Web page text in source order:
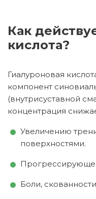
Как действует гиалуроновая
кислота?
Гиалуроновая
компонент
(внутрисуставной
концентрация
Увеличению
поверхностями.
Боли,